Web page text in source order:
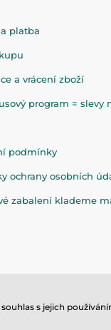
platba
a vrácení zboží
program = slevy
podmínky
ochrany osobních
zabalení klademe
s jejich